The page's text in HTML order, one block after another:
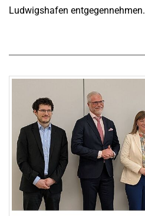
Ludwigshafen entgegennehmen.